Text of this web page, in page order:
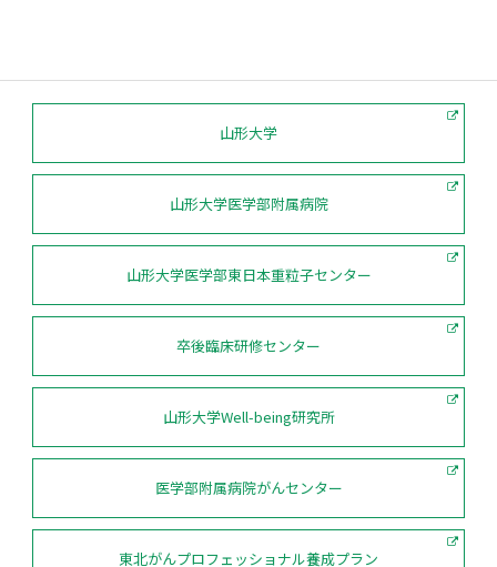
山形大学
山形大学医学部附属病院
山形大学医学部東日本重粒子センター
卒後臨床研修センター
山形大学Well-being研究所
医学部附属病院がんセンター
東北がんプロフェッショナル養成プラン